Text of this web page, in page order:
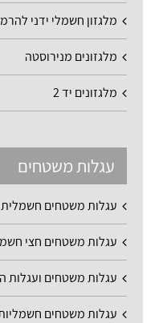
מלגזון חשמלי ידני
מלגזונים מנירוסטה
מלגזונים יד 2
עגלות משטחים
עגלות משטחים חשמלית
עגלות משטחים חצי
עגלות משטחים ועגלות
עגלות משטחים